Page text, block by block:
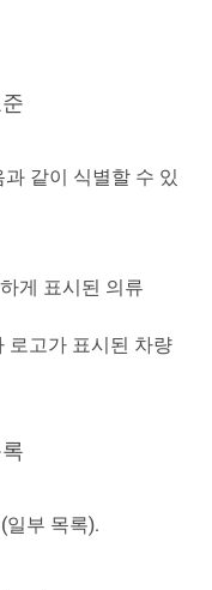
같이 식별할 수 있
게 표시된 의류
로고가 표시된 차량
일부 목록).